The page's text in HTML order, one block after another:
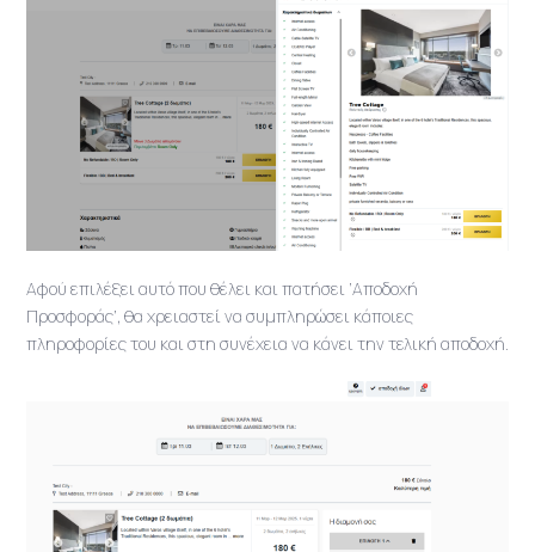
Αφού επιλέξει αυτό που θέλει και πατήσει ‘Αποδοχή
Προσφοράς’, θα χρειαστεί να συμπληρώσει κάποιες
πληροφορίες του και στη συνέχεια να κάνει την τελική αποδοχή.